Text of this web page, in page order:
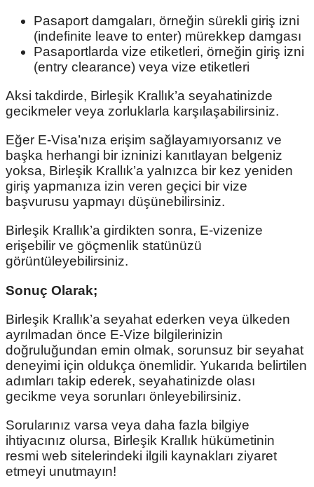
Pasaport damgaları, örneğin sürekli giriş izni
(indefinite leave to enter) mürekkep damgası
Pasaportlarda vize etiketleri, örneğin giriş izni
(entry clearance) veya vize etiketleri
Aksi takdirde, Birleşik Krallık’a seyahatinizde
gecikmeler veya zorluklarla karşılaşabilirsiniz.
Eğer E-Visa’nıza erişim sağlayamıyorsanız ve
başka herhangi bir izninizi kanıtlayan belgeniz
yoksa, Birleşik Krallık’a yalnızca bir kez yeniden
giriş yapmanıza izin veren geçici bir vize
başvurusu yapmayı düşünebilirsiniz.
Birleşik Krallık’a girdikten sonra, E-vizenize
erişebilir ve göçmenlik statünüzü
görüntüleyebilirsiniz.
Sonuç Olarak;
Birleşik Krallık’a seyahat ederken veya ülkeden
ayrılmadan önce E-Vize bilgilerinizin
doğruluğundan emin olmak, sorunsuz bir seyahat
deneyimi için oldukça önemlidir. Yukarıda belirtilen
adımları takip ederek, seyahatinizde olası
gecikme veya sorunları önleyebilirsiniz.
Sorularınız varsa veya daha fazla bilgiye
ihtiyacınız olursa, Birleşik Krallık hükümetinin
resmi web sitelerindeki ilgili kaynakları ziyaret
etmeyi unutmayın!